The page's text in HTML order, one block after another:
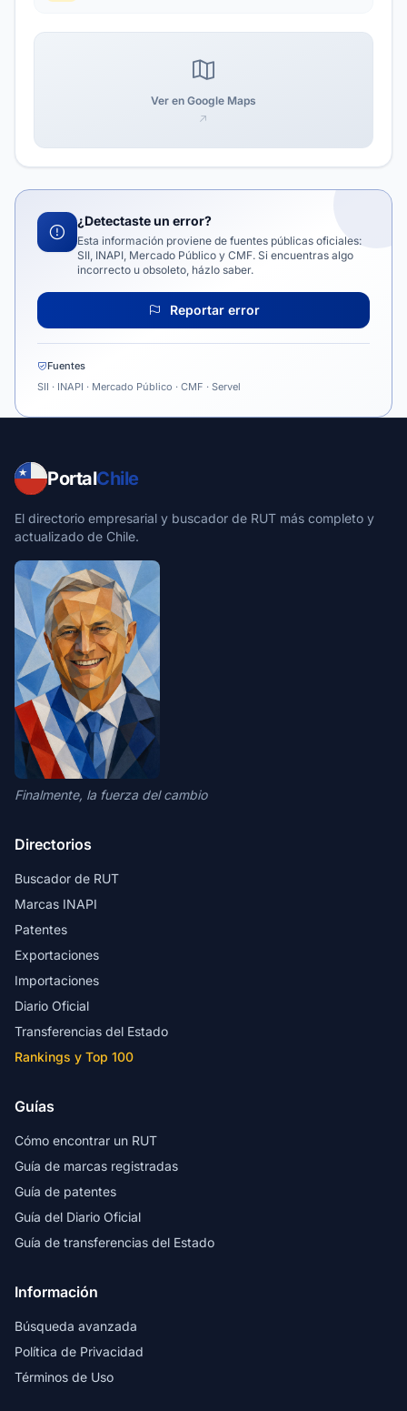
Ver en Google Maps
¿Detectaste un error?
Esta información proviene de fuentes públicas oficiales:
SII, INAPI, Mercado Público y CMF. Si encuentras algo
incorrecto u obsoleto, házlo saber.
Reportar error
Fuentes
SII · INAPI · Mercado Público · CMF · Servel
PortalChile
El directorio empresarial y buscador de RUT más completo y
actualizado de Chile.
Finalmente, la fuerza del cambio
Directorios
Buscador de RUT
Marcas INAPI
Patentes
Exportaciones
Importaciones
Diario Oficial
Transferencias del Estado
Rankings y Top 100
Guías
Cómo encontrar un RUT
Guía de marcas registradas
Guía de patentes
Guía del Diario Oficial
Guía de transferencias del Estado
Información
Búsqueda avanzada
Política de Privacidad
Términos de Uso